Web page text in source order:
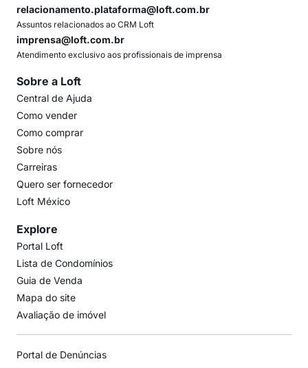
relacionamento.plataforma@loft.com.br
Assuntos relacionados ao CRM Loft
imprensa@loft.com.br
Atendimento exclusivo aos profissionais de imprensa
Sobre a Loft
Central de Ajuda
Como vender
Como comprar
Sobre nós
Carreiras
Quero ser fornecedor
Loft México
Explore
Portal Loft
Lista de Condomínios
Guia de Venda
Mapa do site
Avaliação de imóvel
Portal de Denúncias